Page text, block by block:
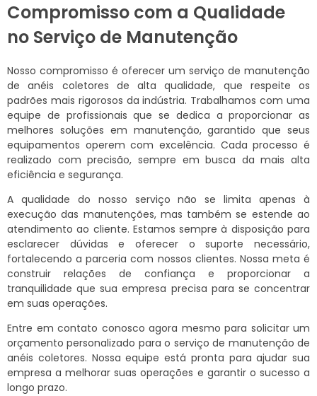
Compromisso com a Qualidade
no Serviço de Manutenção
Nosso compromisso é oferecer um serviço de manutenção
de anéis coletores de alta qualidade, que respeite os
padrões mais rigorosos da indústria. Trabalhamos com uma
equipe de profissionais que se dedica a proporcionar as
melhores soluções em manutenção, garantido que seus
equipamentos operem com excelência. Cada processo é
realizado com precisão, sempre em busca da mais alta
eficiência e segurança.
A qualidade do nosso serviço não se limita apenas à
execução das manutenções, mas também se estende ao
atendimento ao cliente. Estamos sempre à disposição para
esclarecer dúvidas e oferecer o suporte necessário,
fortalecendo a parceria com nossos clientes. Nossa meta é
construir relações de confiança e proporcionar a
tranquilidade que sua empresa precisa para se concentrar
em suas operações.
Entre em contato conosco agora mesmo para solicitar um
orçamento personalizado para o serviço de manutenção de
anéis coletores. Nossa equipe está pronta para ajudar sua
empresa a melhorar suas operações e garantir o sucesso a
longo prazo.